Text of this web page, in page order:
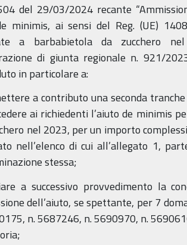
del 29/03/2024 recante
minimis, ai sensi del Reg. (UE)
a barbabietola da zucchero
di giunta regionale n. 921/
in particolare a:
a contributo una seconda
ai richiedenti l’aiuto de minimis
nel 2023, per un importo
nell’elenco di cui all’allegato 1,
stessa;
a successivo provvedimento la
dell’aiuto, se spettante, per 7
n. 5687246, n. 5690970, n.